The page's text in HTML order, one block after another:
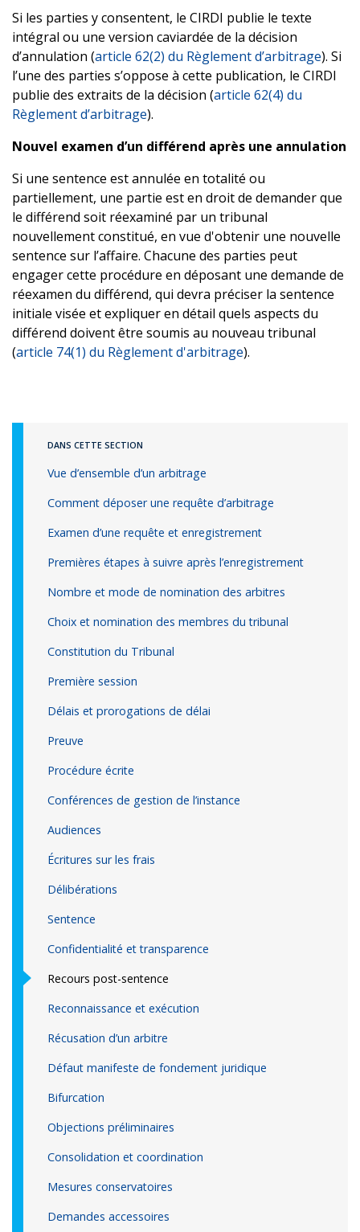
Si les parties y consentent, le CIRDI publie le texte
intégral ou une version caviardée de la décision
d’annulation (article 62(2) du Règlement d’arbitrage). Si
l’une des parties s’oppose à cette publication, le CIRDI
publie des extraits de la décision (article 62(4) du
Règlement d’arbitrage).
Nouvel examen d’un différend après une annulation
Si une sentence est annulée en totalité ou
partiellement, une partie est en droit de demander que
le différend soit réexaminé par un tribunal
nouvellement constitué, en vue d'obtenir une nouvelle
sentence sur l’affaire. Chacune des parties peut
engager cette procédure en déposant une demande de
réexamen du différend, qui devra préciser la sentence
initiale visée et expliquer en détail quels aspects du
différend doivent être soumis au nouveau tribunal
(article 74(1) du Règlement d'arbitrage).
DANS CETTE SECTION
Vue d’ensemble d’un arbitrage
Comment déposer une requête d’arbitrage
Examen d’une requête et enregistrement
Premières étapes à suivre après l’enregistrement
Nombre et mode de nomination des arbitres
Choix et nomination des membres du tribunal
Constitution du Tribunal
Première session
Délais et prorogations de délai
Preuve
Procédure écrite
Conférences de gestion de l’instance
Audiences
Écritures sur les frais
Délibérations
Sentence
Confidentialité et transparence
Recours post-sentence
Reconnaissance et exécution
Récusation d’un arbitre
Défaut manifeste de fondement juridique
Bifurcation
Objections préliminaires
Consolidation et coordination
Mesures conservatoires
Demandes accessoires